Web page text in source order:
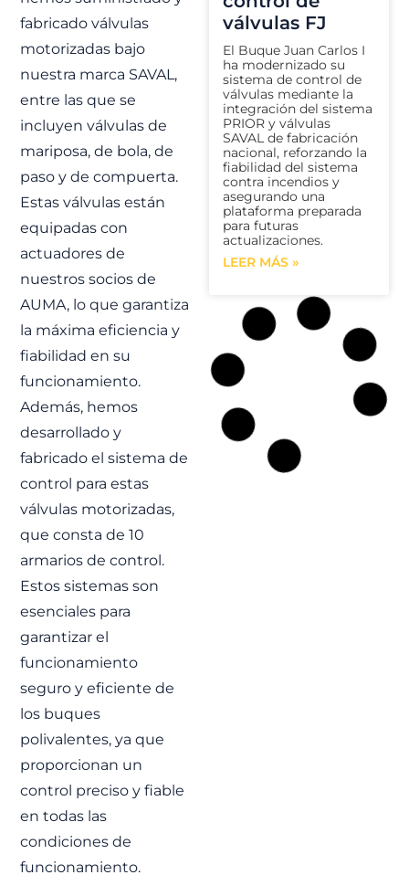
fabricado válvulas
motorizadas bajo
nuestra marca SAVAL,
entre las que se
incluyen válvulas de
mariposa, de bola, de
paso y de compuerta.
Estas válvulas están
equipadas con
actuadores de
nuestros socios de
AUMA, lo que garantiza
la máxima eficiencia y
fiabilidad en su
funcionamiento.
Además, hemos
desarrollado y
fabricado el sistema de
control para estas
válvulas motorizadas,
que consta de 10
armarios de control.
Estos sistemas son
esenciales para
garantizar el
funcionamiento
seguro y eficiente de
los buques
polivalentes, ya que
proporcionan un
control preciso y fiable
en todas las
condiciones de
funcionamiento.
válvulas FJ
El Buque Juan Carlos I
ha modernizado su
sistema de control de
válvulas mediante la
integración del sistema
PRIOR y válvulas
SAVAL de fabricación
nacional, reforzando la
fiabilidad del sistema
contra incendios y
asegurando una
plataforma preparada
para futuras
actualizaciones.
LEER MÁS »